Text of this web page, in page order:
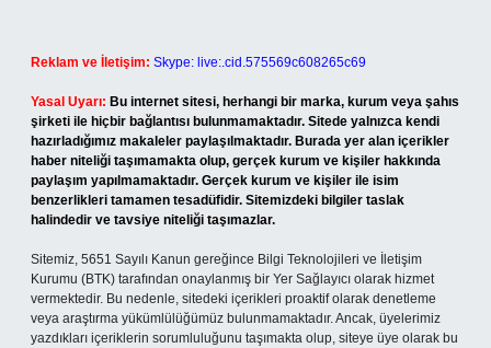
Reklam ve İletişim: Skype: live:.cid.575569c608265c69
Yasal Uyarı: Bu internet sitesi, herhangi bir marka, kurum veya şahıs
şirketi ile hiçbir bağlantısı bulunmamaktadır. Sitede yalnızca kendi
hazırladığımız makaleler paylaşılmaktadır. Burada yer alan içerikler
haber niteliği taşımamakta olup, gerçek kurum ve kişiler hakkında
paylaşım yapılmamaktadır. Gerçek kurum ve kişiler ile isim
benzerlikleri tamamen tesadüfidir. Sitemizdeki bilgiler taslak
halindedir ve tavsiye niteliği taşımazlar.
Sitemiz, 5651 Sayılı Kanun gereğince Bilgi Teknolojileri ve İletişim
Kurumu (BTK) tarafından onaylanmış bir Yer Sağlayıcı olarak hizmet
vermektedir. Bu nedenle, sitedeki içerikleri proaktif olarak denetleme
veya araştırma yükümlülüğümüz bulunmamaktadır. Ancak, üyelerimiz
yazdıkları içeriklerin sorumluluğunu taşımakta olup, siteye üye olarak bu